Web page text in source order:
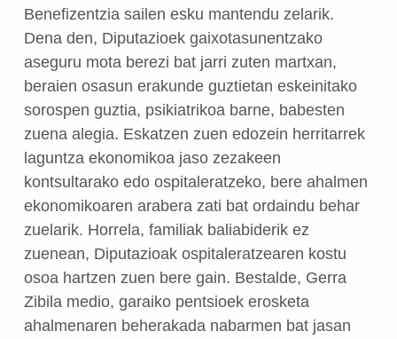
Benefizentzia sailen esku mantendu zelarik.
Dena den, Diputazioek gaixotasunentzako
aseguru mota berezi bat jarri zuten martxan,
beraien osasun erakunde guztietan eskeinitako
sorospen guztia, psikiatrikoa barne, babesten
zuena alegia. Eskatzen zuen edozein herritarrek
laguntza ekonomikoa jaso zezakeen
kontsultarako edo ospitaleratzeko, bere ahalmen
ekonomikoaren arabera zati bat ordaindu behar
zuelarik. Horrela, familiak baliabiderik ez
zuenean, Diputazioak ospitaleratzearen kostu
osoa hartzen zuen bere gain. Bestalde, Gerra
Zibila medio, garaiko pentsioek erosketa
ahalmenaren beherakada nabarmen bat jasan